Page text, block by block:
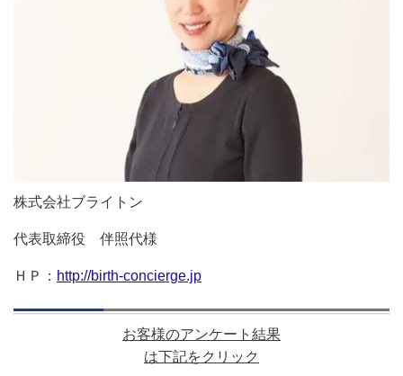
株式会社ブライトン
代表取締役 伴照代様
ＨＰ： http://birth-concierge.jp
お客様のアンケート結果
は下記をクリック